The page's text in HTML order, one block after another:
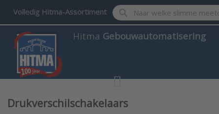
Volledig Hitma-Assortiment Enter a search term.
Hitma Gebouwautomatisering
Drukverschilschakelaars